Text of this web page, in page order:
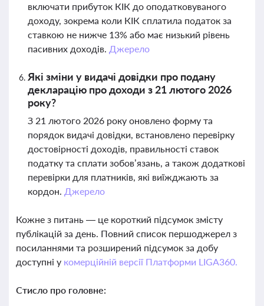
включати прибуток КІК до оподатковуваного
доходу, зокрема коли КІК сплатила податок за
ставкою не нижче 13% або має низький рівень
пасивних доходів. Джерело
Які зміни у видачі довідки про подану
декларацію про доходи з 21 лютого 2026
року?
З 21 лютого 2026 року оновлено форму та
порядок видачі довідки, встановлено перевірку
достовірності доходів, правильності ставок
податку та сплати зобов’язань, а також додаткові
перевірки для платників, які виїжджають за
кордон. Джерело
Кожне з питань — це короткий підсумок змісту
публікацій за день. Повний список першоджерел з
посиланнями та розширений підсумок за добу
доступні у комерційній версії Платформи LIGA360.
Стисло про головне: